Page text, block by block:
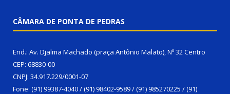
CÂMARA DE PONTA DE PEDRAS
End.: Av. Djalma Machado (praça Antônio Malato), Nº 32 Centro
CEP: 68830-00
CNPJ: 34.917.229/0001-07
Fone: (91) 99387-4040 / (91) 98402-9589 / (91) 985270225 / (91)